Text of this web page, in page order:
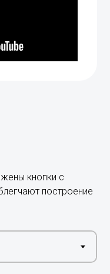
кнопки с
построение